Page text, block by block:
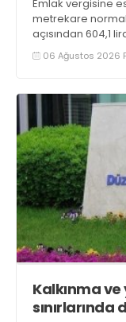
Emlak vergisine
metrekare
açısından 604,1
değişecek
06 Ağustos 2026
Kalkınma ve
sınırlarında